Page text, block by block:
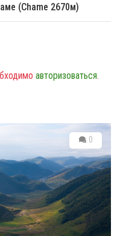
(Chame 2670м)
авторизоваться.
0